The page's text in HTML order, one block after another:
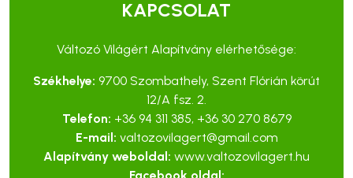
KAPCSOLAT
Változó Világért Alapítvány elérhetősége:
Székhelye: 9700 Szombathely, Szent Flórián körút
12/A fsz. 2.
Telefon: +36 94 311 385, +36 30 270 8679
E-mail: valtozovilagert@gmail.com
Alapítvány weboldal: www.valtozovilagert.hu